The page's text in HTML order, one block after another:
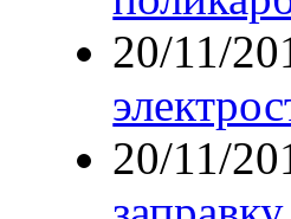
20/11/
20/11/